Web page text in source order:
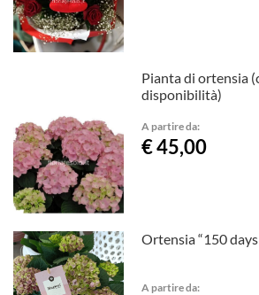
Pianta di ortensia
disponibilità)
A partire da:
€ 45,00
Ortensia “150
A partire da: